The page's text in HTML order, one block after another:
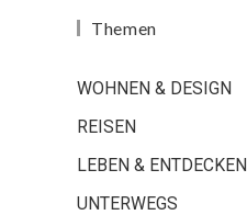
Themen
WOHNEN & DESIGN
REISEN
LEBEN & ENTDECKEN
UNTERWEGS